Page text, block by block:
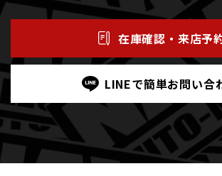
在庫確認・来店予
LINEで簡単お問い合